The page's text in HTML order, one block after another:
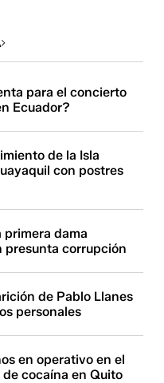
para el concierto
Ecuador?
de la Isla
con postres
primera dama
presunta corrupción
de Pablo Llanes
personales
en operativo en el
cocaína en Quito